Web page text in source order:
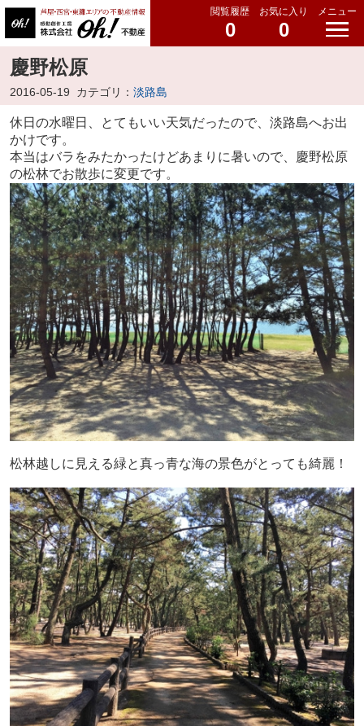
閲覧履歴
0
お気に入り
0
メニュー
慶野松原
2016-05-19 カテゴリ： 淡路島
休日の水曜日、とてもいい天気だったので、淡路島へお出
かけです。
本当はバラをみたかったけどあまりに暑いので、慶野松原
の松林でお散歩に変更です。
松林越しに見える緑と真っ青な海の景色がとっても綺麗！